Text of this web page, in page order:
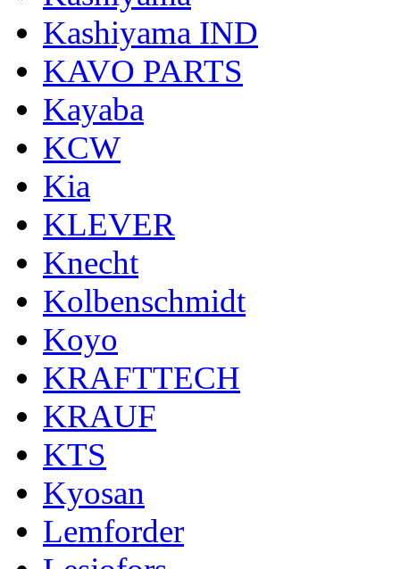
Kashiyama IND
KAVO PARTS
Kayaba
KCW
Kia
KLEVER
Knecht
Kolbenschmidt
Koyo
KRAFTTECH
KRAUF
KTS
Kyosan
Lemforder